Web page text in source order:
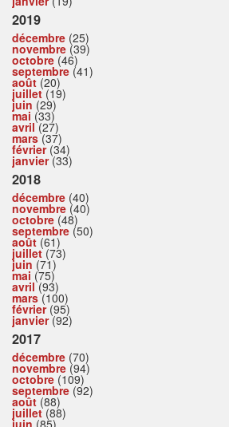
2019
décembre (25)
novembre (39)
octobre (46)
septembre (41)
août (20)
juillet(19)
juin (29)
mai (33)
avril(27)
mars(37)
février(34)
janvier(33)
2018
décembre (40)
novembre (40)
octobre (48)
septembre (50)
août (61)
juillet(73)
juin (71)
mai (75)
avril(93)
mars(100)
février(95)
janvier(92)
2017
décembre (70)
novembre (94)
octobre (109)
septembre (92)
août (88)
juillet(88)
juin (85)